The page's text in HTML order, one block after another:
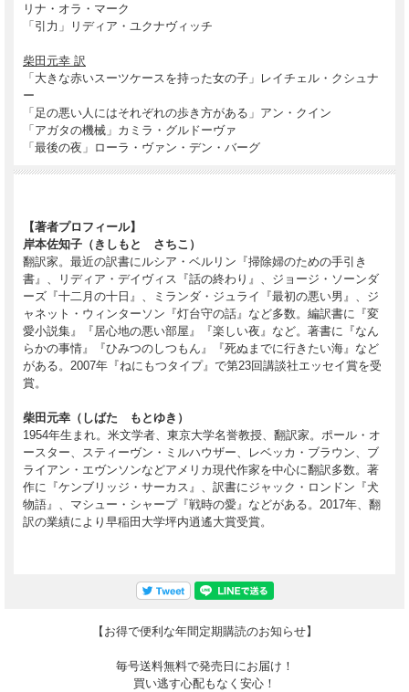
リナ・オラ・マーク
「引力」リディア・ユクナヴィッチ
柴田元幸 訳
「大きな赤いスーツケースを持った女の子」レイチェル・クシュナ
ー
「足の悪い人にはそれぞれの歩き方がある」アン・クイン
「アガタの機械」カミラ・グルドーヴァ
「最後の夜」ローラ・ヴァン・デン・バーグ
【著者プロフィール】
岸本佐知子（きしもと さちこ）
翻訳家。最近の訳書にルシア・ベルリン『掃除婦のための手引き
書』、リディア・デイヴィス『話の終わり』、ジョージ・ソーンダ
ーズ『十二月の十日』、ミランダ・ジュライ『最初の悪い男』、ジ
ャネット・ウィンターソン『灯台守の話』など多数。編訳書に『変
愛小説集』『居心地の悪い部屋』『楽しい夜』など。著書に『なん
らかの事情』『ひみつのしつもん』『死ぬまでに行きたい海』など
がある。2007年『ねにもつタイプ』で第23回講談社エッセイ賞を受
賞。
柴田元幸（しばた もとゆき）
1954年生まれ。米文学者、東京大学名誉教授、翻訳家。ポール・オ
ースター、スティーヴン・ミルハウザー、レベッカ・ブラウン、ブ
ライアン・エヴンソンなどアメリカ現代作家を中心に翻訳多数。著
作に『ケンブリッジ・サーカス』、訳書にジャック・ロンドン『犬
物語』、マシュー・シャープ『戦時の愛』などがある。2017年、翻
訳の業績により早稲田大学坪内逍遙大賞受賞。
【お得で便利な年間定期購読のお知らせ】
毎号送料無料で発売日にお届け！
買い逃す心配もなく安心！